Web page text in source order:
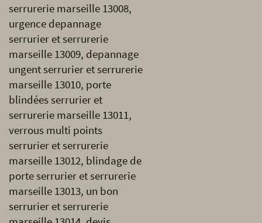
serrurerie marseille 13008,
urgence depannage
serrurier et serrurerie
marseille 13009, depannage
ungent serrurier et serrurerie
marseille 13010, porte
blindées serrurier et
serrurerie marseille 13011,
verrous multi points
serrurier et serrurerie
marseille 13012, blindage de
porte serrurier et serrurerie
marseille 13013, un bon
serrurier et serrurerie